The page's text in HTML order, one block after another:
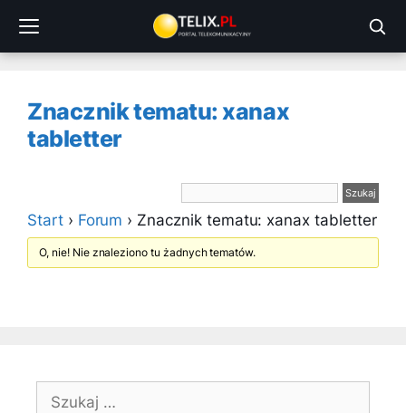
treści
Znacznik tematu: xanax
tabletter
Start › Forum › Znacznik tematu: xanax tabletter
O, nie! Nie znaleziono tu żadnych tematów.
Szukaj: